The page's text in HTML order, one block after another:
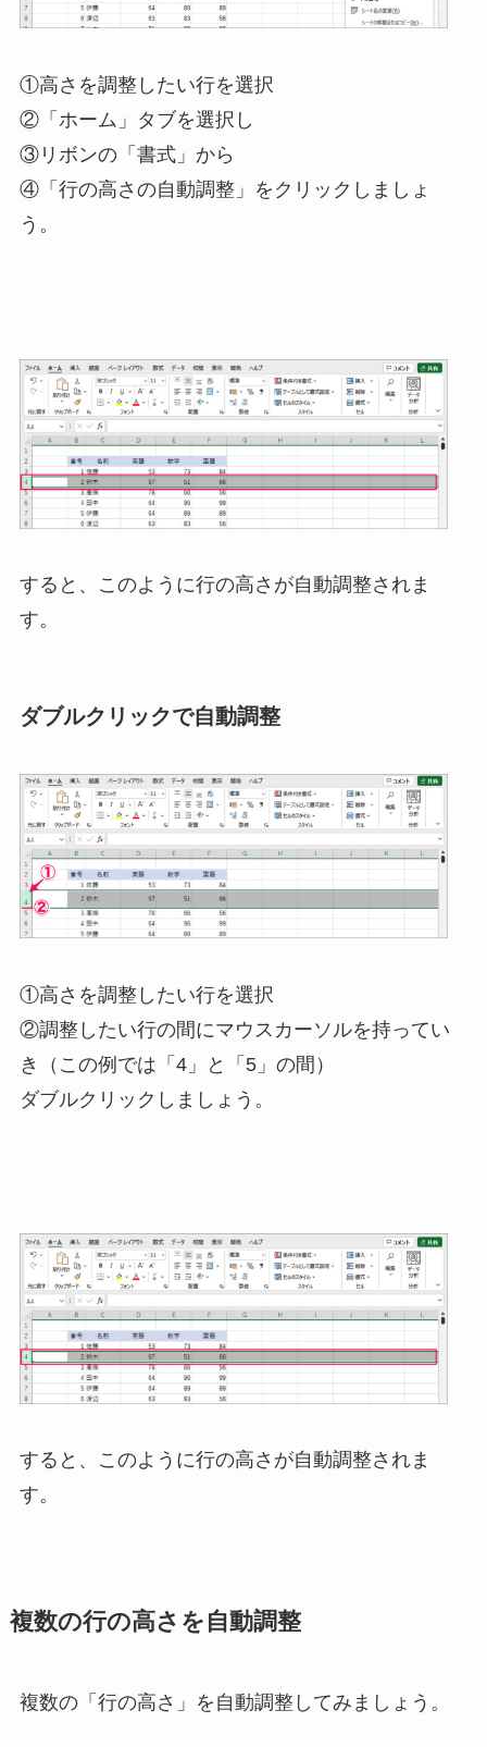
①高さを調整したい行を選択
②「ホーム」タブを選択し
③リボンの「書式」から
④「行の高さの自動調整」をクリックしましょ
う。
すると、このように行の高さが自動調整されま
す。
ダブルクリックで自動調整
①高さを調整したい行を選択
②調整したい行の間にマウスカーソルを持ってい
き（この例では「4」と「5」の間）
ダブルクリックしましょう。
すると、このように行の高さが自動調整されま
す。
複数の行の高さを自動調整
複数の「行の高さ」を自動調整してみましょう。